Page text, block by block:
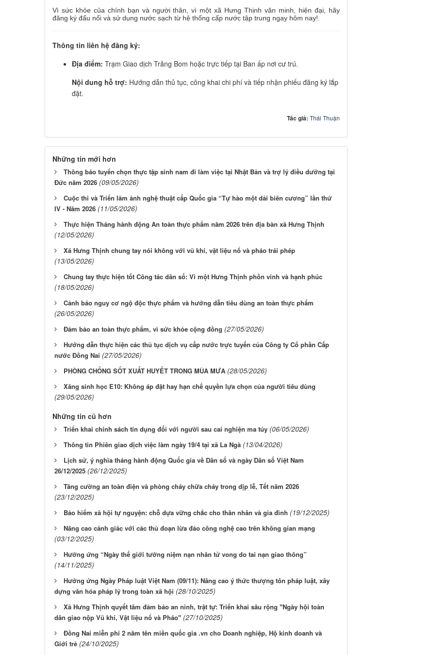
Vì sức khỏe của chính bạn và người thân, vì một xã Hưng Thịnh văn minh, hiện đại, hãy
đăng ký đấu nối và sử dụng nước sạch từ hệ thống cấp nước tập trung ngay hôm nay!.
Thông tin liên hệ đăng ký:
Địa điểm: Trạm Giao dịch Trảng Bom hoặc trực tiếp tại Ban ấp nơi cư trú.
Nội dung hỗ trợ: Hướng dẫn thủ tục, công khai chi phí và tiếp nhận phiếu đăng ký lắp
đặt.
Tác giả: Thái Thuận
Những tin mới hơn
Thông báo tuyển chọn thực tập sinh nam đi làm việc tại Nhật Bản và trợ lý điều dưỡng tại
Đức năm 2026 (09/05/2026)
Cuộc thi và Triển lãm ảnh nghệ thuật cấp Quốc gia “Tự hào một dải biên cương” lần thứ
IV - Năm 2026 (11/05/2026)
Thực hiện Tháng hành động An toàn thực phẩm năm 2026 trên địa bàn xã Hưng Thịnh
(12/05/2026)
Xã Hưng Thịnh chung tay nói không với vũ khí, vật liệu nổ và pháo trái phép
(13/05/2026)
Chung tay thực hiện tốt Công tác dân số: Vì một Hưng Thịnh phồn vinh và hạnh phúc
(18/05/2026)
Cảnh báo nguy cơ ngộ độc thực phẩm và hướng dẫn tiêu dùng an toàn thực phẩm
(26/05/2026)
Đảm bảo an toàn thực phẩm, vì sức khỏe cộng đồng (27/05/2026)
Hướng dẫn thực hiện các thủ tục dịch vụ cấp nước trực tuyến của Công ty Cổ phần Cấp
nước Đồng Nai (27/05/2026)
PHÒNG CHỐNG SỐT XUẤT HUYẾT TRONG MÙA MƯA (28/05/2026)
Xăng sinh học E10: Không áp đặt hay hạn chế quyền lựa chọn của người tiêu dùng
(29/05/2026)
Những tin cũ hơn
Triển khai chính sách tín dụng đối với người sau cai nghiện ma túy (06/05/2026)
Thông tin Phiên giao dịch việc làm ngày 19/4 tại xã La Ngà (13/04/2026)
Lịch sử, ý nghĩa tháng hành động Quốc gia về Dân số và ngày Dân số Việt Nam
26/12/2025 (26/12/2025)
Tăng cường an toàn điện và phòng cháy chữa cháy trong dịp lễ, Tết năm 2026
(23/12/2025)
Bảo hiểm xã hội tự nguyện: chỗ dựa vững chắc cho thân nhân và gia đình (19/12/2025)
Nâng cao cảnh giác với các thủ đoạn lừa đảo công nghệ cao trên không gian mạng
(03/12/2025)
Hưởng ứng “Ngày thế giới tưởng niệm nạn nhân tử vong do tai nạn giao thông”
(14/11/2025)
Hưởng ứng Ngày Pháp luật Việt Nam (09/11): Nâng cao ý thức thượng tôn pháp luật, xây
dựng văn hóa pháp lý trong toàn xã hội (28/10/2025)
Xã Hưng Thịnh quyết tâm đảm bảo an ninh, trật tự: Triển khai sâu rộng "Ngày hội toàn
dân giao nộp Vũ khí, Vật liệu nổ và Pháo" (27/10/2025)
Đồng Nai miễn phí 2 năm tên miền quốc gia .vn cho Doanh nghiệp, Hộ kinh doanh và
Giới trẻ (24/10/2025)